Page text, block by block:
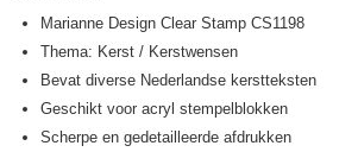
Marianne Design Clear Stamp CS1198
Thema: Kerst / Kerstwensen
Bevat diverse Nederlandse kerstteksten
Geschikt voor acryl stempelblokken
Scherpe en gedetailleerde afdrukken